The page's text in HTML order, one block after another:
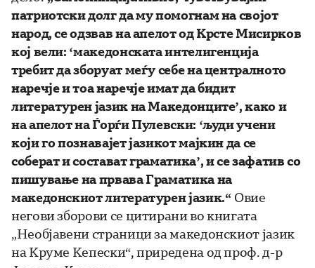
патриотски долг да му помогнам на својот
народ, се одзвав на апелот од Крсте Мисирков
кој вели: ‘македонската интелигенција
требит да зборуат меѓу себе на централното
наречје и тоа наречје имат да бидит
литературен јазик на Македонците’, како и
на апелот на Ѓорѓи Пулевски: ‘људи учени
који го познавајет јазикот мајкин да се
соберат и состават граматика’, и се зафатив со
пишување на првава Граматика на
македонскиот литературен јазик.“Овие
негови зборови се цитирани во книгата
„Необјавени страници за македонскиот јазик
на Круме Кепески“, приредена од проф. д-р